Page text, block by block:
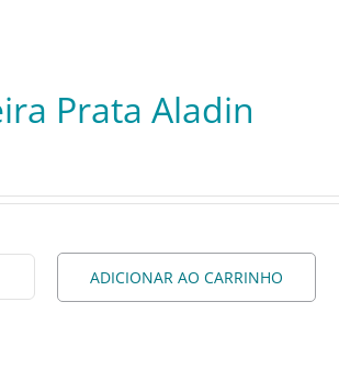
Prata Aladin
ADICIONAR AO CARRINHO